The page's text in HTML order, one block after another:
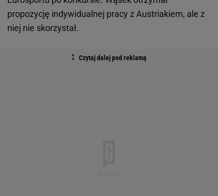
propozycję indywidualnej pracy z Austriakiem, ale z
niej nie skorzystał.